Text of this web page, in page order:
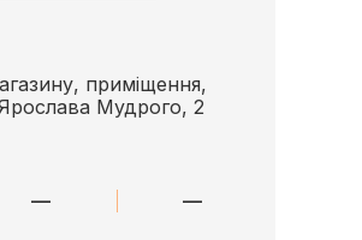
приміщення,
Мудрого, 2
— —